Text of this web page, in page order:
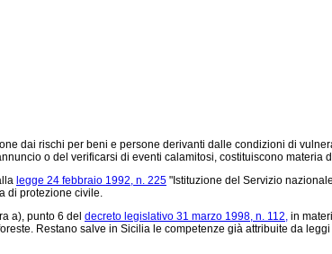
dai rischi per beni e persone derivanti dalle condizioni di
o del verificarsi di eventi calamitosi, costituiscono materia
legge 24 febbraio 1992, n. 225 "Istituzione del Servizio
di protezione civile.
a), punto 6 del decreto legislativo 31 marzo 1998, n. 112, in
Restano salve in Sicilia le competenze già attribuite da